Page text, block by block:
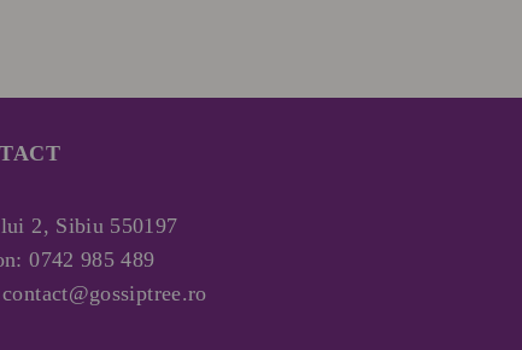
2, Sibiu 550197
0742 985 489
contact@gossiptree.ro